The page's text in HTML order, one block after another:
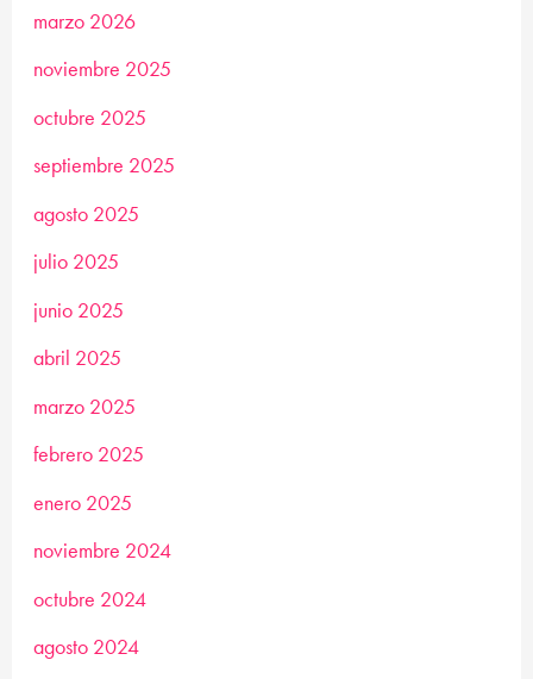
marzo 2026
noviembre 2025
octubre 2025
septiembre 2025
agosto 2025
julio 2025
junio 2025
abril 2025
marzo 2025
febrero 2025
enero 2025
noviembre 2024
octubre 2024
agosto 2024